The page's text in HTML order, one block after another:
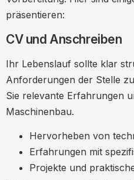
präsentieren:
CV und Anschreiben
Ihr Lebenslauf sollte klar
Anforderungen der Stelle
Sie relevante Erfahrungen
Maschinenbau.
Hervorheben von
Erfahrungen mit
Projekte und